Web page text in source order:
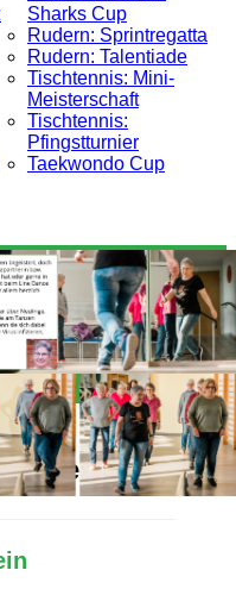
Sharks Cup
Rudern: Sprintregatta
Rudern: Talentiade
Tischtennis: Mini-
Meisterschaft
Tischtennis:
Pfingstturnier
Taekwondo Cup
einen Blick